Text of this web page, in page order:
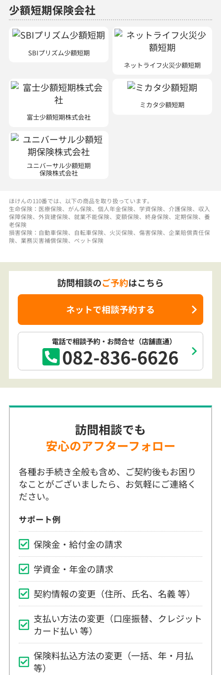
少額短期保険会社
SBIプリズム少額短期
ネットライフ火災少額短期
富士少額短期株式会社
ミカタ少額短期
ユニバーサル少額短期
保険株式会社
ほけんの110番では、以下の商品を取り扱っています。
生命保険：医療保険、がん保険、個人年金保険、学資保険、介護保険、収入
保障保険、外貨建保険、就業不能保険、変額保険、終身保険、定期保険、養
老保険
損害保険：自動車保険、自転車保険、火災保険、傷害保険、企業賠償責任保
険、業務災害補償保険、ペット保険
電話で相談予約 ・お問合せ （店舗直通）
082-836-6626
訪問相談のご予約はこちら
ネットで相談予約する
訪問相談でも
安心のアフターフォロー
各種お手続き全般も含め、ご契約後もお困り
なことがございましたら、お気軽にご連絡く
ださい。
サポート例
保険金・給付金の請求
学資金・年金の請求
契約情報の変更（住所、氏名、名義 等）
支払い方法の変更（口座振替、クレジット
カード払い 等）
保険料払込方法の変更（一括、年・月払
等）